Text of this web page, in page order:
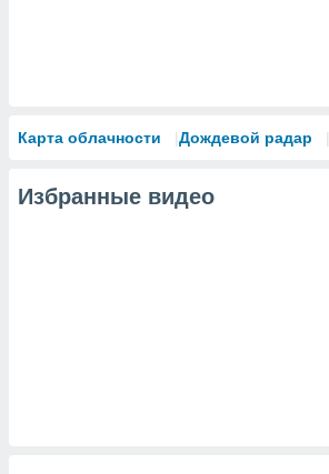
Карта облачности Дождевой радар
Избранные видео